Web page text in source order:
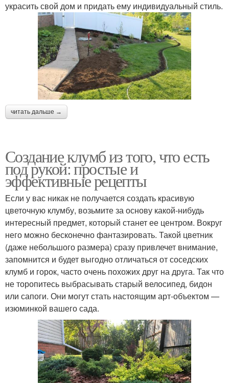
украсить свой дом и придать ему индивидуальный стиль.
читать дальше →
Создание клумб из того, что есть
под рукой: простые и
эффективные рецепты
Если у вас никак не получается создать красивую
цветочную клумбу, возьмите за основу какой-нибудь
интересный предмет, который станет ее центром. Вокруг
него можно бесконечно фантазировать. Такой цветник
(даже небольшого размера) сразу привлечет внимание,
запомнится и будет выгодно отличаться от соседских
клумб и горок, часто очень похожих друг на друга. Так что
не торопитесь выбрасывать старый велосипед, бидон
или сапоги. Они могут стать настоящим арт-объектом —
изюминкой вашего сада.